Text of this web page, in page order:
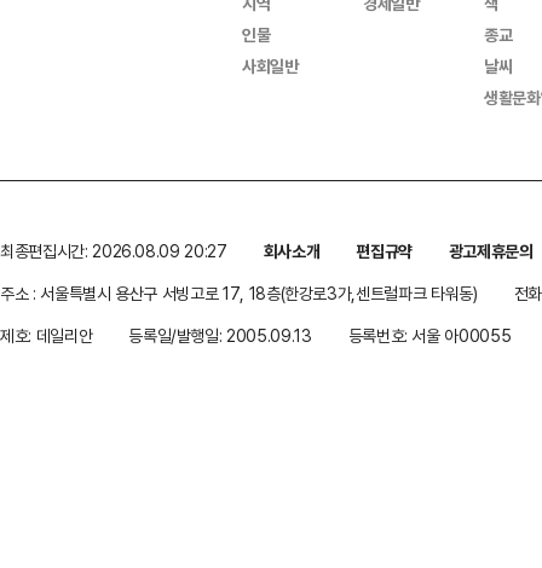
인물
사회일반
종교
날씨
생활문
최종편집시간: 2026.08.09 20:27 회사소개 편집규약
광고제휴문의
주소 : 서울특별시 용산구 서빙고로 17, 18층(한강로3가,센트럴파크 타워동)
전
제호: 데일리안
등록일/발행일: 2005.09.13 등록번호: 서울 아00055